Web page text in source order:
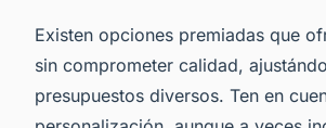
Existen opciones premiadas que
sin comprometer calidad,
presupuestos diversos. Ten en